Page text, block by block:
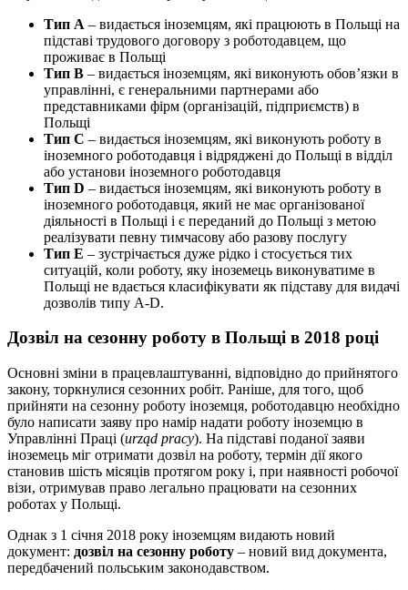
Тип А – видається іноземцям, які працюють в Польщі на
підставі трудового договору з роботодавцем, що
проживає в Польщі
Тип В – видається іноземцям, які виконують обов’язки в
управлінні, є генеральними партнерами або
представниками фірм (організацій, підприємств) в
Польщі
Тип С – видається іноземцям, які виконують роботу в
іноземного роботодавця i відряджені до Польщі в відділ
або установи іноземного роботодавця
Тип D – видається іноземцям, які виконують роботу в
іноземного роботодавця, який не має організованої
діяльності в Польщі і є переданий до Польщі з метою
реалізувати певну тимчасову або разову послугу
Тип E – зустрічається дуже рідко і стосується тих
ситуацій, коли роботу, яку іноземець виконуватиме в
Польщі не вдається класифікувати як підставу для видачі
дозволів типу A-D.
Дозвіл на сезонну роботу в Польщі в 2018 році
Основні зміни в працевлаштуванні, відповідно до прийнятого
закону, торкнулися сезонних робіт. Раніше, для того, щоб
прийняти на сезонну роботу іноземця, роботодавцю необхідно
було написати заяву про намір надати роботу іноземцю в
Управлінні Праці (urząd pracy). На підставі поданої заяви
іноземець міг отримати дозвіл на роботу, термін дії якого
становив шість місяців протягом року і, при наявності робочої
візи, отримував право легально працювати на сезонних
роботах у Польщі.
Однак з 1 січня 2018 року іноземцям видають новий
документ: дозвіл на сезонну роботу – новий вид документа,
передбачений польським законодавством.